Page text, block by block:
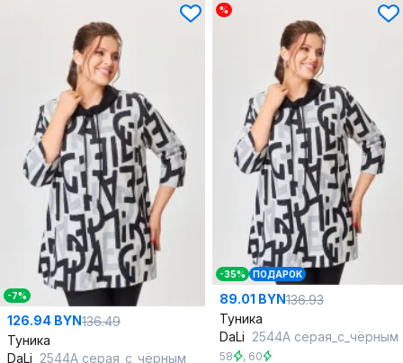
-7%
126.94 BYN136.49
Туника
DaLi 2544А серая_с_чёрным
%
-35% ПОДАРОК
89.01 BYN136.93
Туника
DaLi 2544А серая_с_чёрным
58 , 60